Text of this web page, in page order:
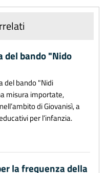
del bando "Nido
del bando "Nidi
misura importate,
di Giovanisì, a
per l’infanzia.
la frequenza della